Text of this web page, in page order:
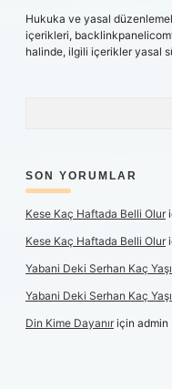
Hukuka ve yasal
içerikleri,
halinde, ilgili içerikler yasal
SON YORUMLAR
Kese Kaç Haftada Belli Olur
Kese Kaç Haftada Belli Olur
Yabani Deki Serhan Kaç
Yabani Deki Serhan Kaç
Din Kime Dayanıriçin admin